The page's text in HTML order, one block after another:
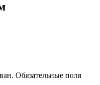
Обязательные поля